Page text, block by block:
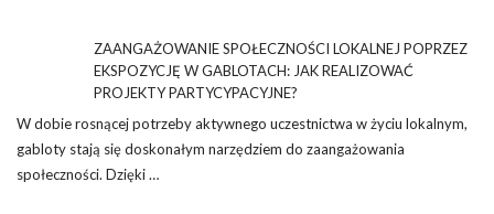
ZAANGAŻOWANIE SPOŁECZNOŚCI LOKALNEJ POPRZEZ
EKSPOZYCJĘ W GABLOTACH: JAK REALIZOWAĆ
PROJEKTY PARTYCYPACYJNE?
W dobie rosnącej potrzeby aktywnego uczestnictwa w życiu lokalnym,
gabloty stają się doskonałym narzędziem do zaangażowania
społeczności. Dzięki …